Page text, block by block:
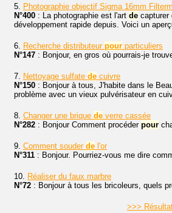
5. Photographie objectif Sigma 16mm
N°400 : La photographie est l'art de capturer
développement rapide depuis. Voici un
6. Recherche distributeur pour particuliers
N°147 : Bonjour, en gros où pourrais-je
7. Nettoyage sulfate de cuivre
N°150 : Bonjour à tous, J'habite dans le
problème avec un vieux pulvérisateur en
8. Changer une brique de verre cassée
N°282 : Bonjour Comment procéder pour
9. Comment souder de l'or
N°311 : Bonjour. Pourriez-vous me dire
10. Réaliser du faux marbre
N°72 : Bonjour à tous les bricoleurs, quels
>>>